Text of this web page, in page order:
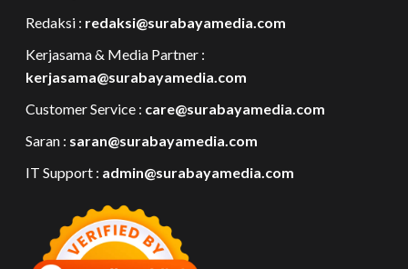
Redaksi : redaksi@surabayamedia.com
Kerjasama & Media Partner :
kerjasama@surabayamedia.com
Customer Service : care@surabayamedia.com
Saran : saran@surabayamedia.com
IT Support : admin@surabayamedia.com